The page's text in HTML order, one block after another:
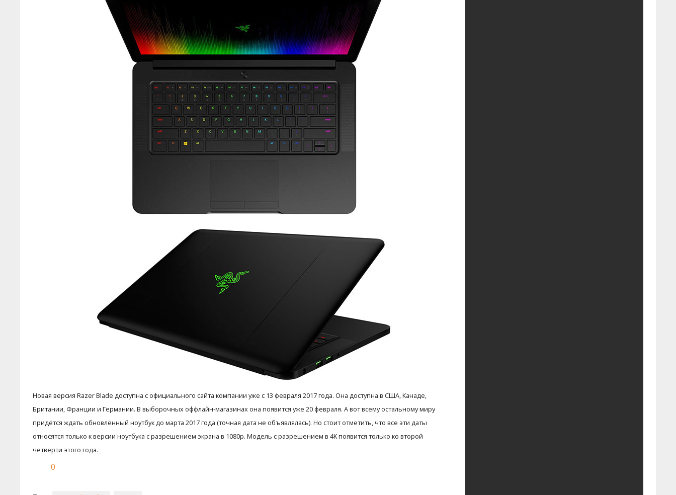
Новая версия Razer Blade доступна с официального сайта компании уже с 13 февраля 2017 года. Она доступна в США, Канаде,
Британии, Франции и Германии. В выборочных оффлайн-магазинах она появится уже 20 февраля. А вот всему остальному миру
придётся ждать обновлённый ноутбук до марта 2017 года (точная дата не объявлялась). Но стоит отметить, что все эти даты
относятся только к версии ноутбука с разрешением экрана в 1080p. Модель с разрешением в 4K появится только ко второй
четверти этого года.
0